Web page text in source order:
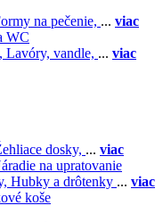
na pečenie, ... viac
WC
Lavóry, vandle, ... viac
dosky, ... viac
na upratovanie
Hubky a drôtenky ... viac
koše